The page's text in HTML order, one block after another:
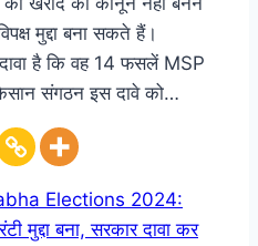
मुद्दा बना सकते हैं।
है कि वह 14 फसलें MSP
संगठन इस दावे को…
Elections 2024:
मुद्दा बना, सरकार दावा कर